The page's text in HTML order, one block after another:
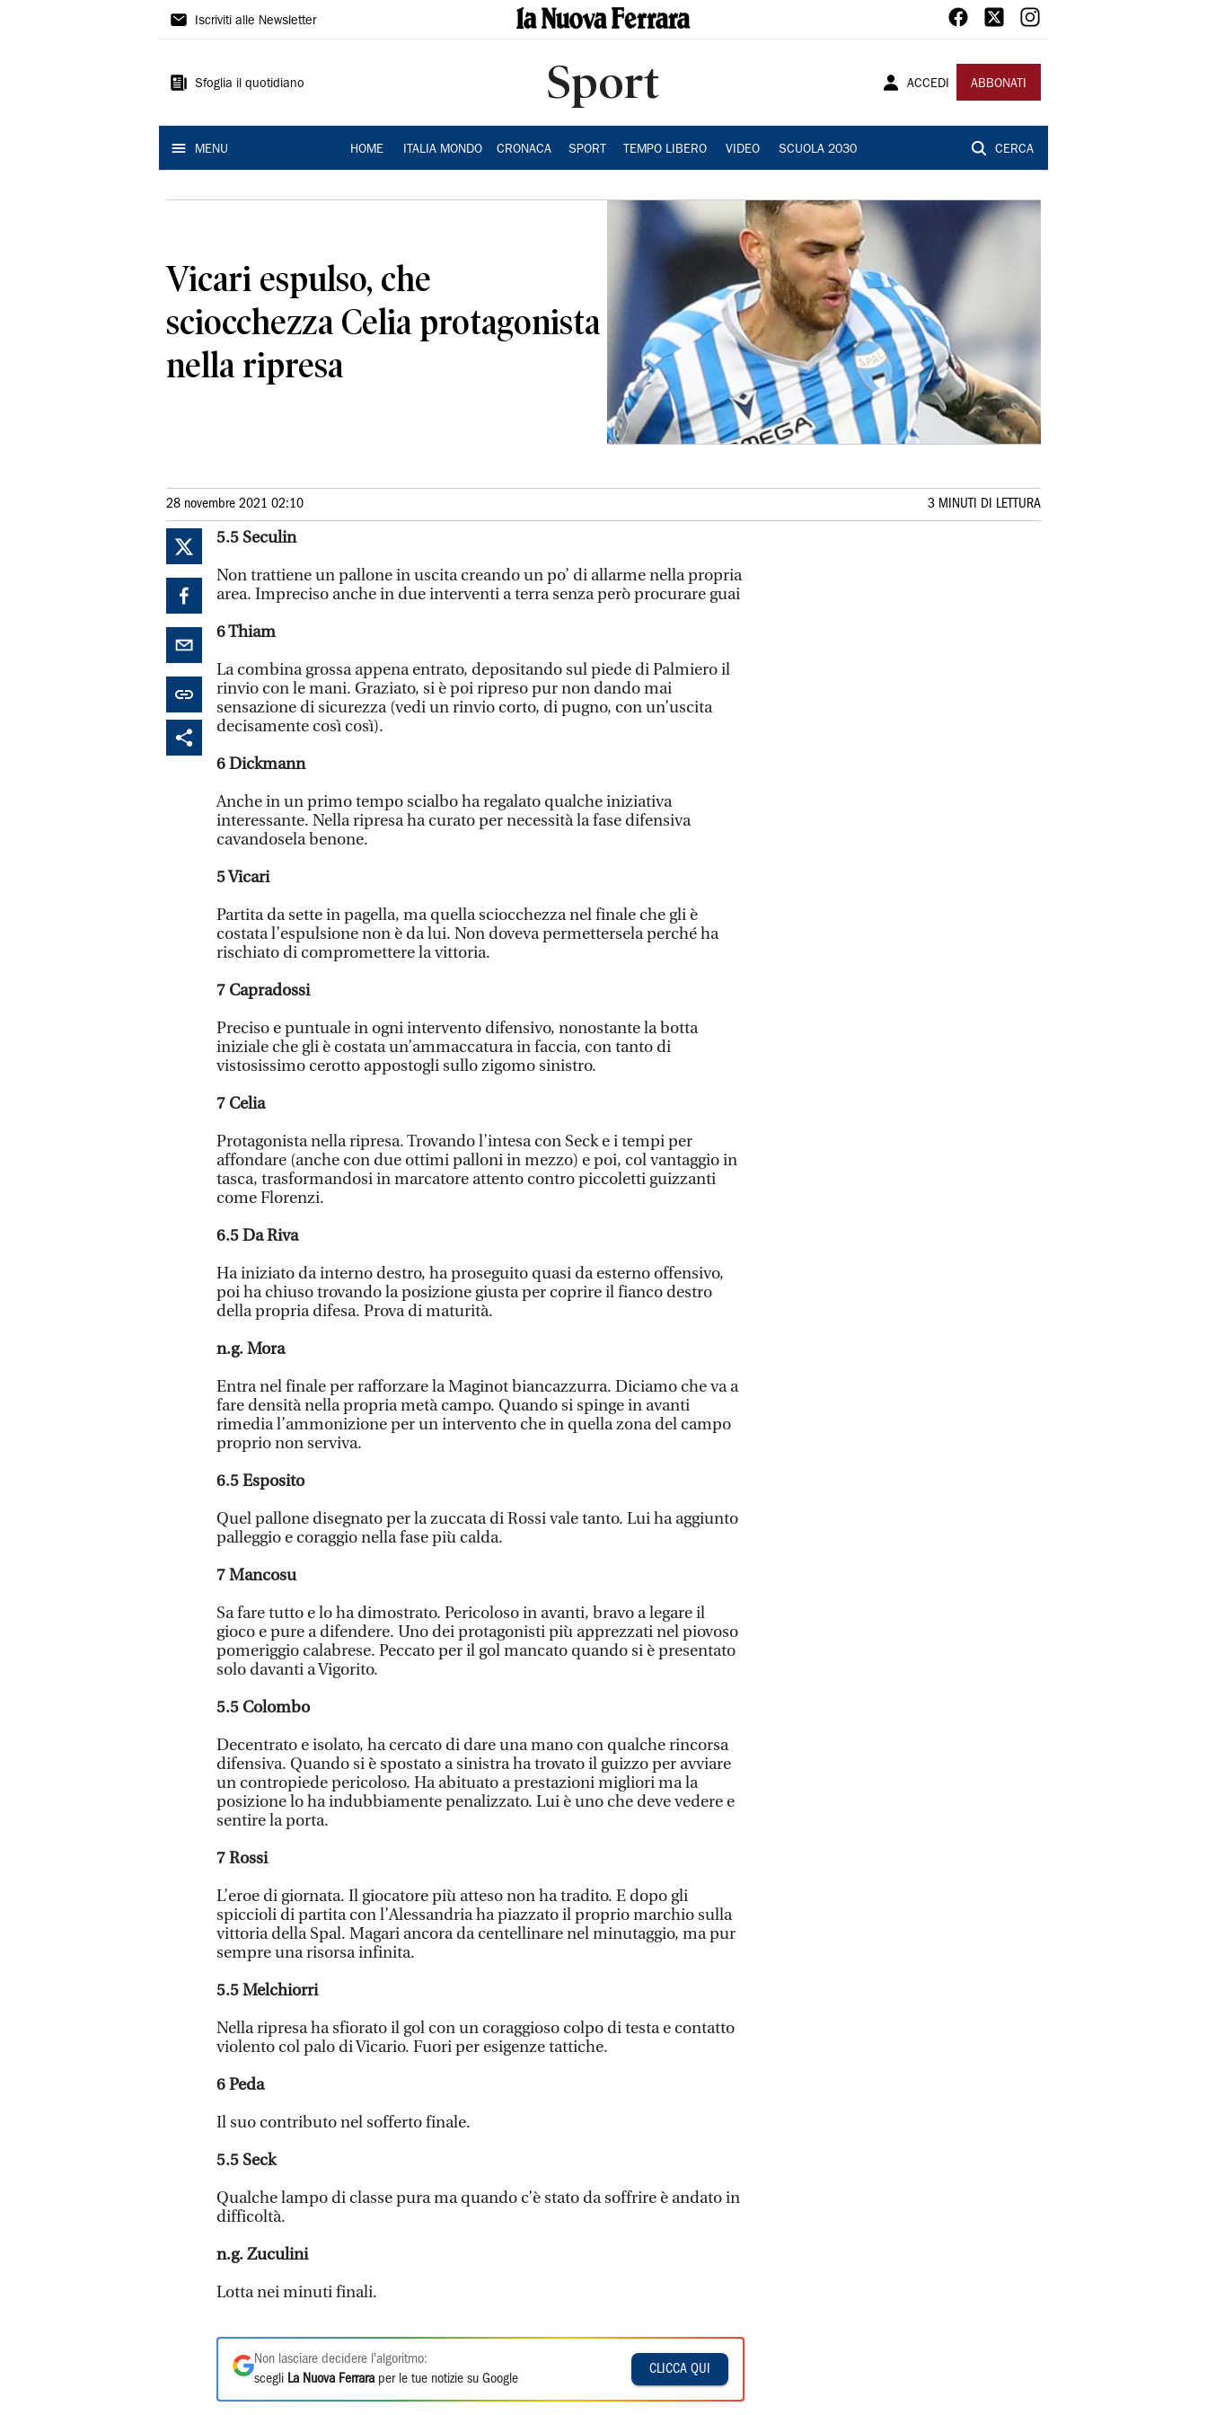
La
Ferrara
Iscriviti alle Newsletter
Sfoglia il quotidiano Sport ACCEDI ABBONATI
MENU HOME ITALIA MONDO CRONACA SPORT TEMPO LIBERO VIDEO SCUOLA 2030 CERCA
Vicari espulso, che
sciocchezza Celia protagonista
nella ripresa
28 novembre 2021 02:10 3 MINUTI DI LETTURA
5.5 Seculin
Non trattiene un pallone in uscita creando un po’ di allarme nella propria
area. Impreciso anche in due interventi a terra senza però procurare guai
6Thiam
La combina grossa appena entrato, depositando sul piede di Palmiero il
rinvio con le mani. Graziato, si è poi ripreso pur non dando mai
sensazione di sicurezza (vedi un rinvio corto, di pugno, con un’uscita
decisamente così così).
6Dickmann
Anche in un primo tempo scialbo ha regalato qualche iniziativa
interessante. Nella ripresa ha curato per necessità la fase difensiva
cavandosela benone.
5Vicari
Partita da sette in pagella, ma quella sciocchezza nel finale che gli è
costata l’espulsione non è da lui. Non doveva permettersela perché ha
rischiato di compromettere la vittoria.
7 Capradossi
Preciso e puntuale in ogni intervento difensivo, nonostante la botta
iniziale che gli è costata un’ammaccatura in faccia, con tanto di
vistosissimo cerotto appostogli sullo zigomo sinistro.
7 Celia
Protagonista nella ripresa. Trovando l’intesa con Seck e i tempi per
affondare (anche con due ottimi palloni in mezzo) e poi, col vantaggio in
tasca, trasformandosi in marcatore attento contro piccoletti guizzanti
come Florenzi.
6.5Da Riva
Ha iniziato da interno destro, ha proseguito quasi da esterno offensivo,
poi ha chiuso trovando la posizione giusta per coprire il fianco destro
della propria difesa. Prova di maturità.
n.g.Mora
Entra nel finale per rafforzare la Maginot biancazzurra. Diciamo che va a
fare densità nella propria metà campo. Quando si spinge in avanti
rimedia l’ammonizione per un intervento che in quella zona del campo
proprio non serviva.
6.5Esposito
Quel pallone disegnato per la zuccata di Rossi vale tanto. Lui ha aggiunto
palleggio e coraggio nella fase più calda.
7Mancosu
Sa fare tutto e lo ha dimostrato. Pericoloso in avanti, bravo a legare il
gioco e pure a difendere. Uno dei protagonisti più apprezzati nel piovoso
pomeriggio calabrese. Peccato per il gol mancato quando si è presentato
solo davanti a Vigorito.
5.5 Colombo
Decentrato e isolato, ha cercato di dare una mano con qualche rincorsa
difensiva. Quando si è spostato a sinistra ha trovato il guizzo per avviare
un contropiede pericoloso. Ha abituato a prestazioni migliori ma la
posizione lo ha indubbiamente penalizzato. Lui è uno che deve vedere e
sentire la porta.
7Rossi
L’eroe di giornata. Il giocatore più atteso non ha tradito. E dopo gli
spiccioli di partita con l’Alessandria ha piazzato il proprio marchio sulla
vittoria della Spal. Magari ancora da centellinare nel minutaggio, ma pur
sempre una risorsa infinita.
5.5Melchiorri
Nella ripresa ha sfiorato il gol con un coraggioso colpo di testa e contatto
violento col palo di Vicario. Fuori per esigenze tattiche.
6Peda
Il suo contributo nel sofferto finale.
5.5 Seck
Qualche lampo di classe pura ma quando c’è stato da soffrire è andato in
difficoltà.
n.g.Zuculini
Lotta nei minuti finali.
Non lasciare decidere l'algoritmo:
scegli La Nuova Ferrara per le tue notizie su Google
CLICCA QUI